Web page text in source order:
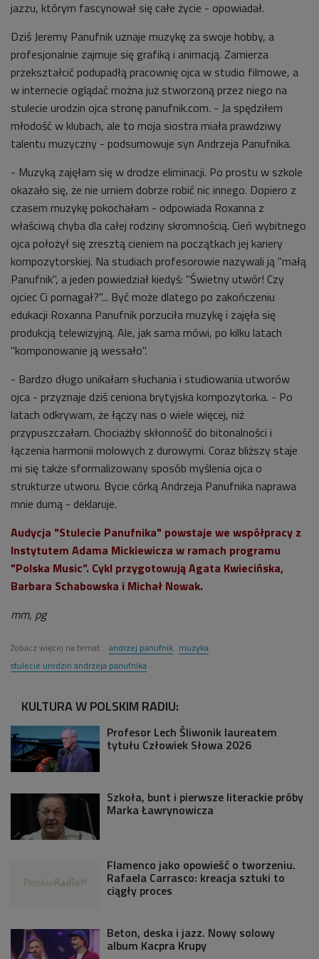
jazzu, którym fascynował się całe życie - opowiadał.
Dziś Jeremy Panufnik uznaje muzykę za swoje hobby, a
profesjonalnie zajmuje się grafiką i animacją. Zamierza
przekształcić podupadłą pracownię ojca w studio filmowe, a
w internecie oglądać można już stworzoną przez niego na
stulecie urodzin ojca stronę panufnik.com. - Ja spędziłem
młodość w klubach, ale to moja siostra miała prawdziwy
talentu muzyczny - podsumowuje syn Andrzeja Panufnika.
- Muzyką zajęłam się w drodze eliminacji. Po prostu w szkole
okazało się, że nie umiem dobrze robić nic innego. Dopiero z
czasem muzykę pokochałam - odpowiada Roxanna z
właściwą chyba dla całej rodziny skromnością. Cień wybitnego
ojca położył się zresztą cieniem na początkach jej kariery
kompozytorskiej. Na studiach profesorowie nazywali ją "małą
Panufnik", a jeden powiedział kiedyś: "Świetny utwór! Czy
ojciec Ci pomagał?"... Być może dlatego po zakończeniu
edukacji Roxanna Panufnik porzuciła muzykę i zajęła się
produkcją telewizyjną. Ale, jak sama mówi, po kilku latach
"komponowanie ją wessało".
- Bardzo długo unikałam słuchania i studiowania utworów
ojca - przyznaje dziś ceniona brytyjska kompozytorka. - Po
latach odkrywam, że łączy nas o wiele więcej, niż
przypuszczałam. Chociażby skłonność do bitonalności i
łączenia harmonii molowych z durowymi. Coraz bliższy staje
mi się także sformalizowany sposób myślenia ojca o
strukturze utworu. Bycie córką Andrzeja Panufnika naprawa
mnie dumą - deklaruje.
Audycja "Stulecie Panufnika" powstaje we współpracy z
Instytutem Adama Mickiewicza w ramach programu
"Polska Music”. Cykl przygotowują Agata Kwiecińska,
Barbara Schabowska i Michał Nowak.
mm, pg
Zobacz więcej na temat: andrzej panufnik muzyka
stulecie urodzin andrzeja panufnika
KULTURA W POLSKIM RADIU:
Profesor Lech Śliwonik laureatem
tytułu Człowiek Słowa 2026
Szkoła, bunt i pierwsze literackie próby
Marka Ławrynowicza
Flamenco jako opowieść o tworzeniu.
Rafaela Carrasco: kreacja sztuki to
ciągły proces
Beton, deska i jazz. Nowy solowy
album Kacpra Krupy